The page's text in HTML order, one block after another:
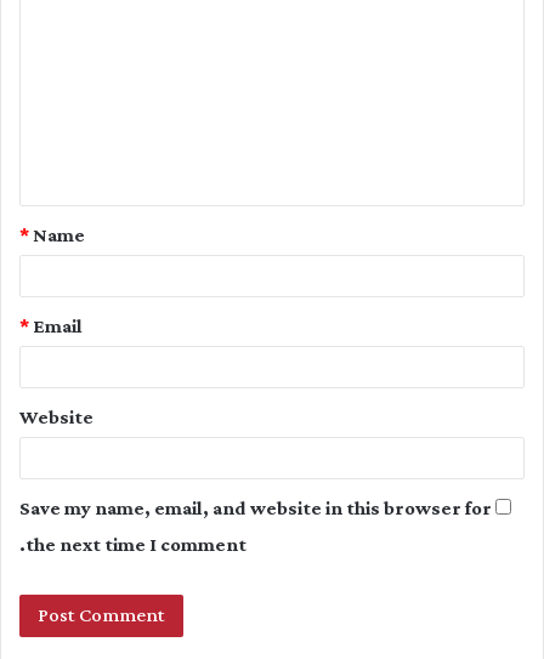
t
Name
*
Email
*
Website
Save my name, email, and website in this browser for
the next time I comment.